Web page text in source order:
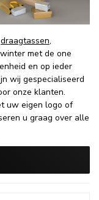
draagtassen,
met de one
en op ieder
wij gespecialiseerd
onze klanten.
uw eigen logo of
u graag over alle